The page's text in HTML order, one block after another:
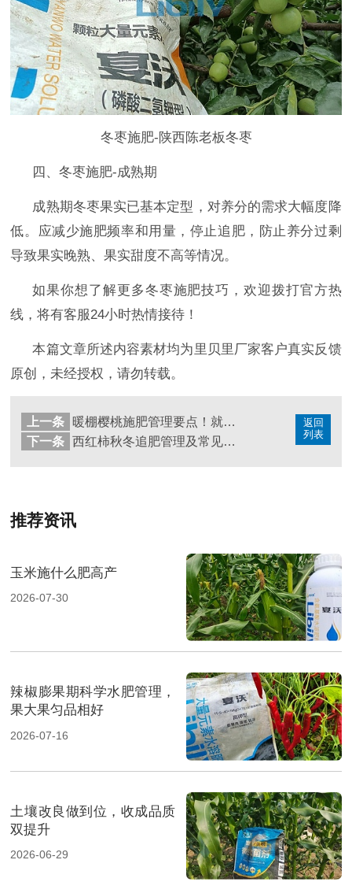
冬枣施肥-陕西陈老板冬枣
四、冬枣施肥-成熟期
成熟期冬枣果实已基本定型，对养分的需求大幅度降
低。应减少施肥频率和用量，停止追肥，防止养分过剩
导致果实晚熟、果实甜度不高等情况。
如果你想了解更多冬枣施肥技巧，欢迎拨打官方热
线，将有客服24小时热情接待！
本篇文章所述内容素材均为里贝里厂家客户真实反馈
原创，未经授权，请勿转载。
返回
列表
上一条
暖棚樱桃施肥管理要点！就看这篇
下一条
西红柿秋冬追肥管理及常见问题解答。
推荐资讯
玉米施什么肥高产
2026-07-30
辣椒膨果期科学水肥管理，
果大果匀品相好
2026-07-16
土壤改良做到位，收成品质
双提升
2026-06-29